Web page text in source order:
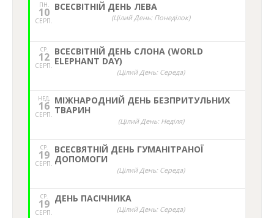
ПН.
10
СЕРП.
ВСЕСВІТНІЙ ДЕНЬ ЛЕВА
(Цілий День: Понеділок)
СР.
12
СЕРП.
ВСЕСВІТНІЙ ДЕНЬ СЛОНА (WORLD
ELEPHANT DAY)
(Цілий День: Середа)
НЕД,
16
СЕРП.
МІЖНАРОДНИЙ ДЕНЬ БЕЗПРИТУЛЬНИХ
ТВАРИН
(Цілий День: Неділя)
СР.
19
СЕРП.
ВСЕСВЯТНІЙ ДЕНЬ ГУМАНІТРАНОЇ
ДОПОМОГИ
(Цілий День: Середа)
СР.
19
СЕРП.
ДЕНЬ ПАСІЧНИКА
(Цілий День: Середа)